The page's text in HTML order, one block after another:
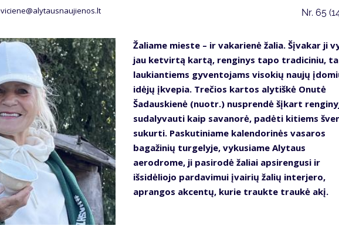
Nr. 65
Žaliame mieste – ir vakarienė žalia. Šįvakar ji
jau ketvirtą kartą, renginys tapo tradiciniu,
laukiantiems gyventojams visokių naujų
idėjų įkvepia. Trečios kartos alytiškė Onutė
Šadauskienė (nuotr.) nusprendė šįkart
sudalyvauti kaip savanorė, padėti kitiems
sukurti. Paskutiniame kalendorinės vasaros
bagažinių turgelyje, vykusiame Alytaus
aerodrome, ji pasirodė žaliai apsirengusi ir
išsidėliojo pardavimui įvairių žalių interjero,
aprangos akcentų, kurie traukte traukė akį.